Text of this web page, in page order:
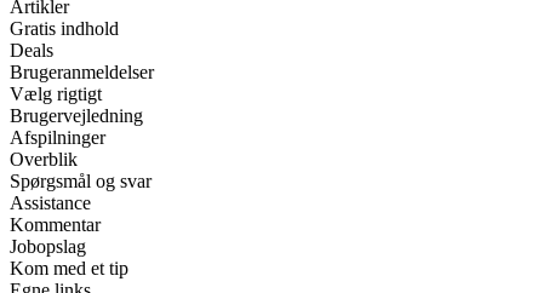
Artikler
Gratis indhold
Deals
Brugeranmeldelser
Vælg rigtigt
Brugervejledning
Afspilninger
Overblik
Spørgsmål og svar
Assistance
Kommentar
Jobopslag
Kom med et tip